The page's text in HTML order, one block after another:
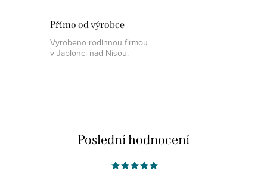
Přímo od výrobce
Vyrobeno rodinnou firmou
v Jablonci nad Nisou.
Poslední hodnocení